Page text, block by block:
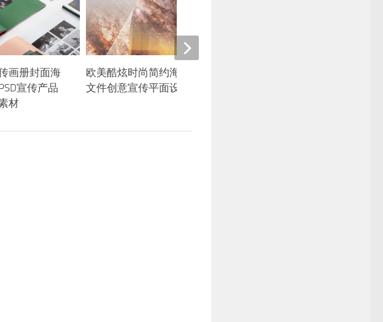
画册封面海
宣传产品
材
欧美酷炫时尚简约海报PSD模版源
文件创意宣传平面设计背景PS素材